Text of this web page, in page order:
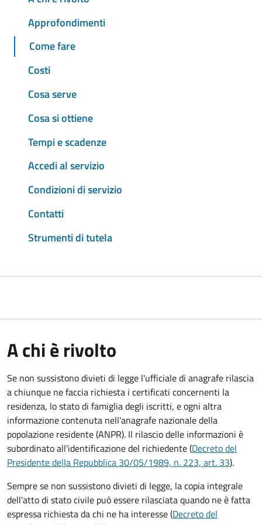
Approfondimenti
Come fare
Costi
Cosa serve
Cosa si ottiene
Tempi e scadenze
Accedi al servizio
Condizioni di servizio
Contatti
Strumenti di tutela
A chi è rivolto
Se non sussistono divieti di legge l'ufficiale di anagrafe rilascia
a chiunque ne faccia richiesta i certificati concernenti la
residenza, lo stato di famiglia degli iscritti, e ogni altra
informazione contenuta nell'anagrafe nazionale della
popolazione residente (ANPR). Il rilascio delle informazioni è
subordinato all'identificazione del richiedente (Decreto del
Presidente della Repubblica 30/05/1989, n. 223, art. 33).
Sempre se non sussistono divieti di legge, la copia integrale
dell'atto di stato civile può essere rilasciata quando ne è fatta
espressa richiesta da chi ne ha interesse (Decreto del